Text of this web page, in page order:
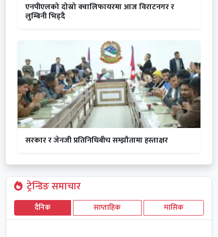
एनपीएलको दोस्रो क्वालिफायरमा आज विराटनगर र
लुम्बिनी भिड्दै
सरकार र जेनजी प्रतिनिधिबीच सम्झौतामा हस्ताक्षर
ट्रेन्डिङ समाचार
दैनिक साप्ताहिक मासिक